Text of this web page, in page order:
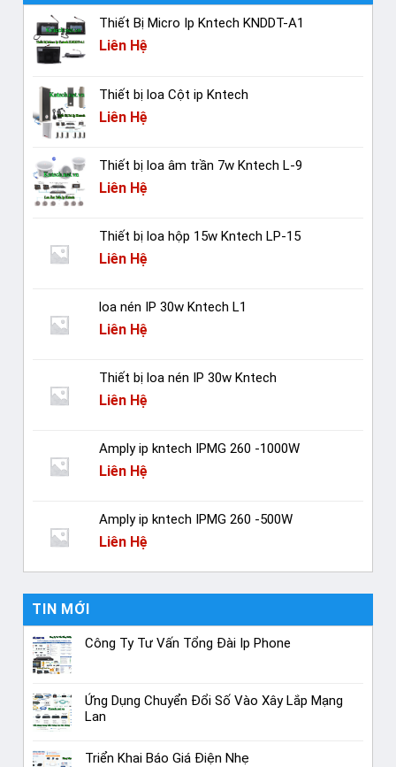
Thiết Bị Micro Ip Kntech KNDDT-A1
Liên Hệ
Thiết bị loa Cột ip Kntech
Liên Hệ
Thiết bị loa âm trần 7w Kntech L-9
Liên Hệ
Thiết bị loa hộp 15w Kntech LP-15
Liên Hệ
loa nén IP 30w Kntech L1
Liên Hệ
Thiết bị loa nén IP 30w Kntech
Liên Hệ
Amply ip kntech IPMG 260 -1000W
Liên Hệ
Amply ip kntech IPMG 260 -500W
Liên Hệ
TIN MỚI
Công Ty Tư Vấn Tổng Đài Ip Phone
Ứng Dụng Chuyển Đổi Số Vào Xây Lắp Mạng
Lan
Triển Khai Báo Giá Điện Nhẹ